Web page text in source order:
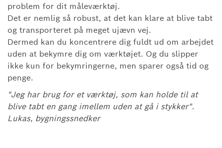
problem for dit måleværktøj.
Det er nemlig så robust, at det kan klare at blive tabt
og transporteret på meget ujævn vej.
Dermed kan du koncentrere dig fuldt ud om arbejdet
uden at bekymre dig om værktøjet. Og du slipper
ikke kun for bekymringerne, men sparer også tid og
penge.
"Jeg har brug for et værktøj, som kan holde til at
blive tabt en gang imellem uden at gå i stykker".
Lukas, bygningssnedker